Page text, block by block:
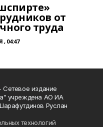
от
труда
04:47
Сетевое издание
учреждена АО ИА
Руслан
технологий